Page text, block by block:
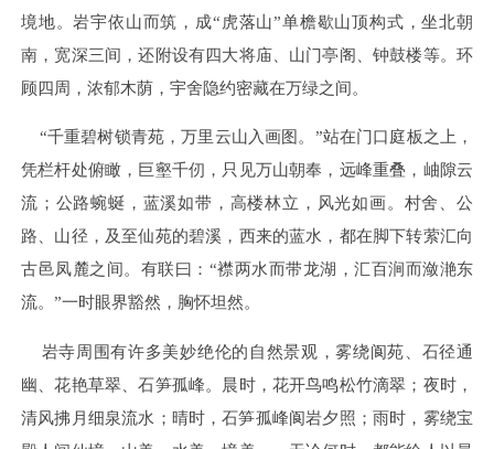
境地。岩宇依山而筑，成“虎落山”单檐歇山顶构式，坐北朝
南，宽深三间，还附设有四大将庙、山门亭阁、钟鼓楼等。环
顾四周，浓郁木荫，宇舍隐约密藏在万绿之间。
“千重碧树锁青苑，万里云山入画图。”站在门口庭板之上，
凭栏杆处俯瞰，巨壑千仞，只见万山朝奉，远峰重叠，岫隙云
流；公路蜿蜒，蓝溪如带，高楼林立，风光如画。村舍、公
路、山径，及至仙苑的碧溪，西来的蓝水，都在脚下转萦汇向
古邑凤麓之间。有联曰：“襟两水而带龙湖，汇百涧而潋滟东
流。”一时眼界豁然，胸怀坦然。
岩寺周围有许多美妙绝伦的自然景观，雾绕阆苑、石径通
幽、花艳草翠、石笋孤峰。晨时，花开鸟鸣松竹滴翠；夜时，
清风拂月细泉流水；晴时，石笋孤峰阆岩夕照；雨时，雾绕宝